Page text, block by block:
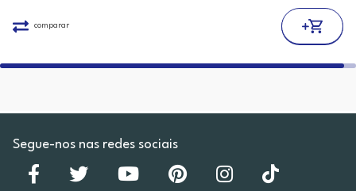
comparar
Segue-nos nas redes sociais